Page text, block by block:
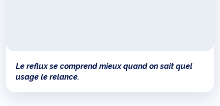
Le reflux se comprend mieux quand on sait quel
usage le relance.